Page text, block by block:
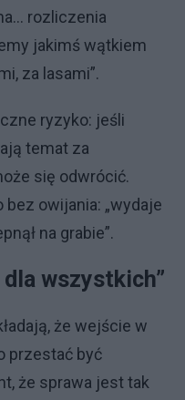
rozliczenia
jakimś wątkiem
za lasami”.
ryzyko: jeśli
temat za
się odwrócić.
owijania: „wydaje
na grabie”.
wszystkich”
że wejście w
przestać być
że sprawa jest tak